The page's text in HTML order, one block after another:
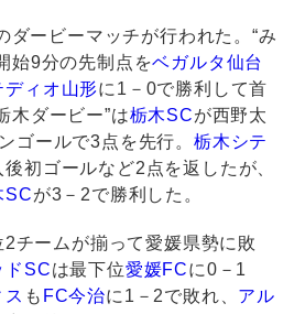
ービーマッチが行われた。“み
始9分の先制点をベガルタ仙台
ディオ山形に1－0で勝利して首
木ダービー”は栃木SCが西野太
ゴールで3点を先行。 栃木シテ
初ゴールなど2点を返したが、
SCが3－2で勝利した。
チームが揃って愛媛県勢に敗
ドSCは最下位愛媛FCに0－1
も FC今治に1－2で敗れ、 アル